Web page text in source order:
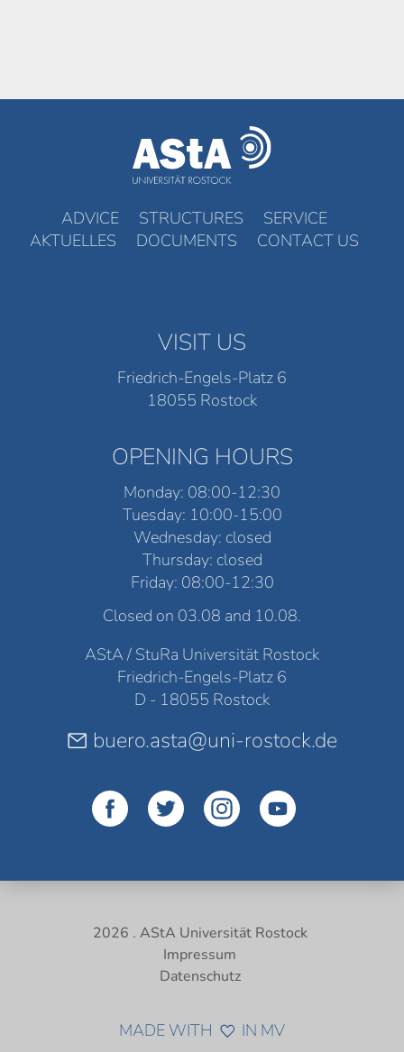
ADVICE STRUCTURES
SERVICE
AKTUELLES
DOCUMENTS CONTACT US
VISIT US
Friedrich-Engels-Platz 6
18055 Rostock
OPENING HOURS
Monday: 08:00-12:30
Tuesday: 10:00-15:00
Wednesday: closed
Thursday: closed
Friday: 08:00-12:30
Closed on 03.08 and 10.08.
AStA / StuRa Universität Rostock
Friedrich-Engels-Platz 6
D - 18055 Rostock
buero.asta@uni-rostock.de
2026 . AStA Universität Rostock
Impressum
Datenschutz
MADE WITH IN MV